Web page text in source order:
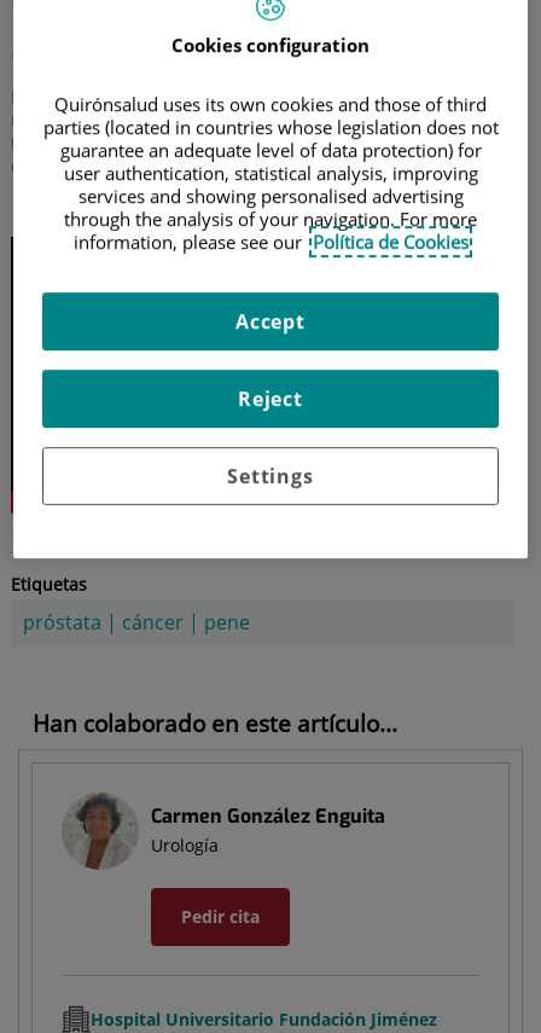
cómo se manifiesta
La doctora Carmen González Enguita, jefa de Urología del
Hospital Universitario Fundación Jiménez Díaz, nos habla del
tumor de próstata y los síntomas de alerta relacionados con la
orina
10 de junio de 2024
Etiquetas
próstata | cáncer| pene
Han colaborado en este artículo...
Carmen González Enguita
Urología
Pedir cita
Hospital Universitario Fundación Jiménez
Cookies configuration
Quirónsalud uses its own cookies and those of third
parties (located in countries whose legislation does not
guarantee an adequate level of data protection) for
user authentication, statistical analysis, improving
services and showing personalised advertising
through the analysis of your navigation. For more
information, please see our Política de Cookies
Settings
Reject
Accept